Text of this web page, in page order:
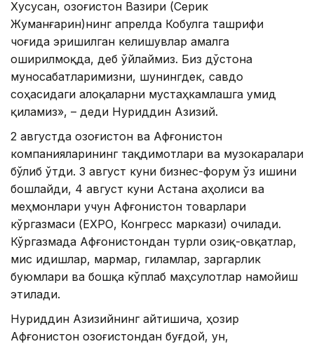
Хусусан, Қозоғистон Вазири (Серик
Жуманғарин)нинг апрелда Кобулга ташрифи
чоғида эришилган келишувлар амалга
оширилмоқда, деб ўйлаймиз. Биз дўстона
муносабатларимизни, шунингдек, савдо
соҳасидаги алоқаларни мустаҳкамлашга умид
қиламиз», – деди Нуриддин Азизий.
2 августда Қозоғистон ва Афғонистон
компанияларининг тақдимотлари ва музокаралари
бўлиб ўтди. 3 август куни бизнес-форум ўз ишини
бошлайди, 4 август куни Астана аҳолиси ва
меҳмонлари учун Афғонистон товарлари
кўргазмаси (ЕХРО, Конгресс маркази) очилади.
Кўргазмада Афғонистондан турли озиқ-овқатлар,
мис идишлар, мармар, гиламлар, заргарлик
буюмлари ва бошқа кўплаб маҳсулотлар намойиш
этилади.
Нуриддин Азизийнинг айтишича, ҳозир
Афғонистон Қозоғистондан буғдой, ун,